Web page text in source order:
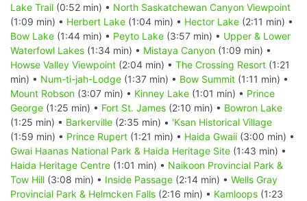
Lake Trail (0:52 min) • North Saskatchewan Canyon Viewpoint
(1:09 min) • Herbert Lake (1:04 min) • Hector Lake (2:11 min) •
Bow Lake (1:44 min) • Peyto Lake (3:57 min) • Upper & Lower
Waterfowl Lakes (1:34 min) • Mistaya Canyon (1:09 min) •
Howse Valley Viewpoint (2:04 min) • The Crossing Resort (1:21
min) • Num-ti-jah-Lodge (1:37 min) • Bow Summit (1:11 min) •
Mount Robson (3:07 min) • Kinney Lake (1:01 min) • Prince
George (1:25 min) • Fort St. James (2:10 min) • Bowron Lake
(1:25 min) • Barkerville (2:35 min) • 'Ksan Historical Village
(1:59 min) • Prince Rupert (1:21 min) • Haida Gwaii (3:00 min) •
Gwai Haanas National Park & Haida Heritage Site (1:43 min) •
Haida Heritage Centre (1:01 min) • Naikoon Provincial Park &
Tow Hill (3:08 min) • Inside Passage (2:14 min) • Wells Gray
Provincial Park & Helmcken Falls (2:16 min) • Kamloops (1:23